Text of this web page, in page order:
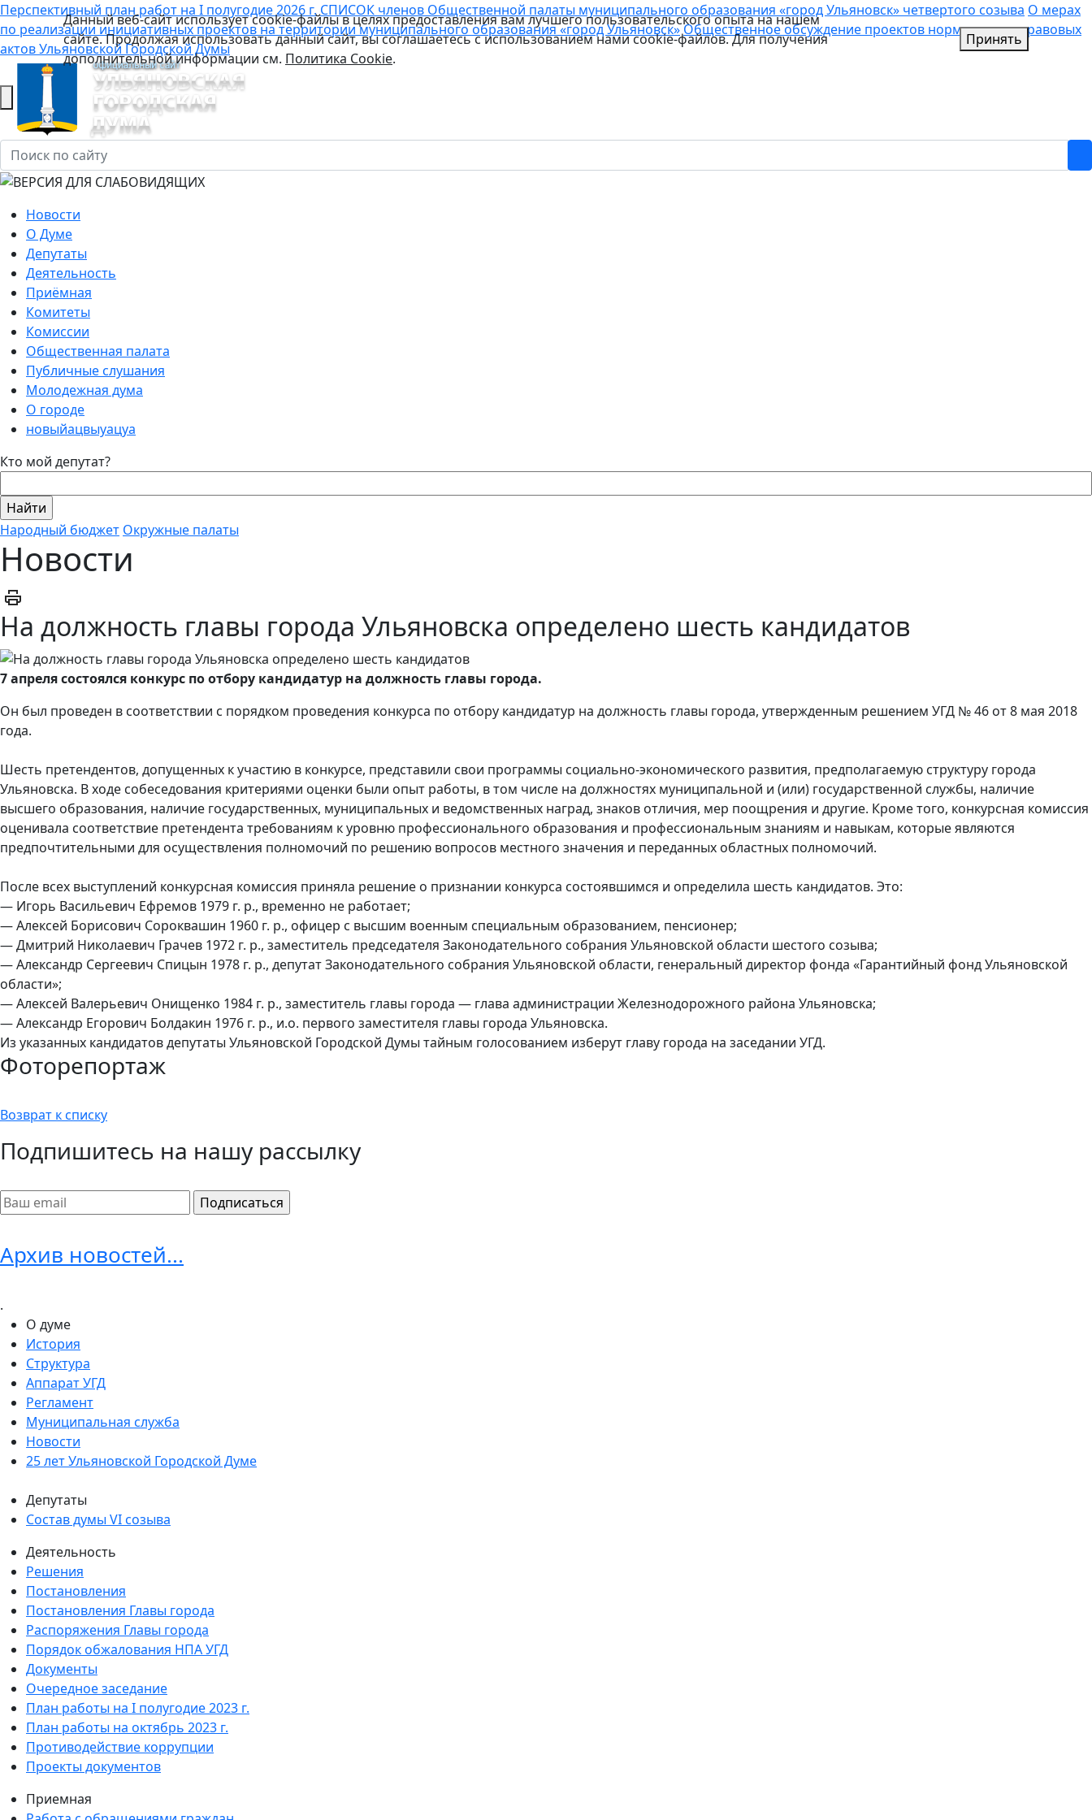
Перспективный план работ на I полугодие 2026 г.СПИСОК членов Общественной палаты муниципального образования «город Ульяновск» четвертого созыва О мерах
по реализации инициативных проектов на территории муниципального образования «город Ульяновск»Общественное обсуждение проектов нормативных правовых
актов Ульяновской Городской Думы
Новости
О Думе
Депутаты
Деятельность
Приёмная
Комитеты
Комиссии
Общественная палата
Публичные слушания
Молодежная дума
О городе
новыйацвыуацуа
Кто мой депутат?
Народный бюджет Окружные палаты
Новости
На должность главы города Ульяновска определено шесть кандидатов
7 апреля состоялся конкурс по отбору кандидатур на должность главы города.
Он был проведен в соответствии с порядком проведения конкурса по отбору кандидатур на должность главы города, утвержденным решением УГД № 46 от 8 мая 2018
года.
Шесть претендентов, допущенных к участию в конкурсе, представили свои программы социально-экономического развития, предполагаемую структуру города
Ульяновска. В ходе собеседования критериями оценки были опыт работы, в том числе на должностях муниципальной и (или) государственной службы, наличие
высшего образования, наличие государственных, муниципальных и ведомственных наград, знаков отличия, мер поощрения и другие. Кроме того, конкурсная комиссия
оценивала соответствие претендента требованиям к уровню профессионального образования и профессиональным знаниям и навыкам, которые являются
предпочтительными для осуществления полномочий по решению вопросов местного значения и переданных областных полномочий.
После всех выступлений конкурсная комиссия приняла решение о признании конкурса состоявшимся и определила шесть кандидатов. Это:
— Игорь Васильевич Ефремов 1979 г. р., временно не работает;
— Алексей Борисович Сороквашин 1960 г. р., офицер с высшим военным специальным образованием, пенсионер;
— Дмитрий Николаевич Грачев 1972 г. р., заместитель председателя Законодательного собрания Ульяновской области шестого созыва;
— Александр Сергеевич Спицын 1978 г. р., депутат Законодательного собрания Ульяновской области, генеральный директор фонда «Гарантийный фонд Ульяновской
области»;
— Алексей Валерьевич Онищенко 1984 г. р., заместитель главы города — глава администрации Железнодорожного района Ульяновска;
— Александр Егорович Болдакин 1976 г. р., и.о. первого заместителя главы города Ульяновска.
Из указанных кандидатов депутаты Ульяновской Городской Думы тайным голосованием изберут главу города на заседании УГД.
Фоторепортаж
Возврат к списку
Подпишитесь на нашу рассылку
Архив новостей...
.
О думе
История
Структура
Аппарат УГД
Регламент
Муниципальная служба
Новости
25 лет Ульяновской Городской Думе
Депутаты
Состав думы VI созыва
Деятельность
Решения
Постановления
Постановления Главы города
Распоряжения Главы города
Порядок обжалования НПА УГД
Документы
Очередное заседание
План работы на I полугодие 2023 г.
План работы на октябрь 2023 г.
Противодействие коррупции
Проекты документов
Приемная
Данный веб-сайт использует cookie-файлы в целях предоставления вам лучшего пользовательского опыта на нашем
сайте. Продолжая использовать данный сайт, вы соглашаетесь с использованием нами cookie-файлов. Для получения
дополнительной информации см. Политика Cookie.
Принять